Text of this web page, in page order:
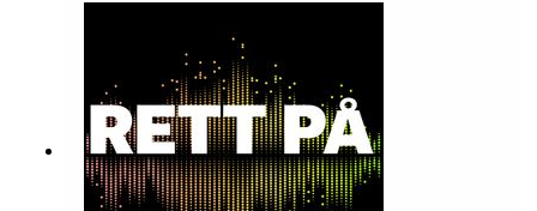
omnystudio.com/listener for privacy information.